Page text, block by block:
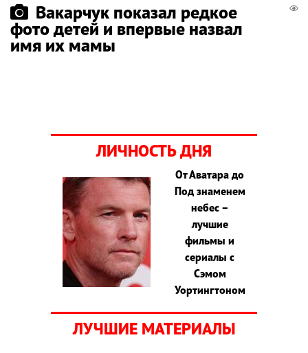
Вакарчук показал редкое
фото детей и впервые назвал
имя их мамы
ЛИЧНОСТЬ ДНЯ
От Аватара до
Под знаменем
небес –
лучшие
фильмы и
сериалы с
Сэмом
Уортингтоном
ЛУЧШИЕ МАТЕРИАЛЫ